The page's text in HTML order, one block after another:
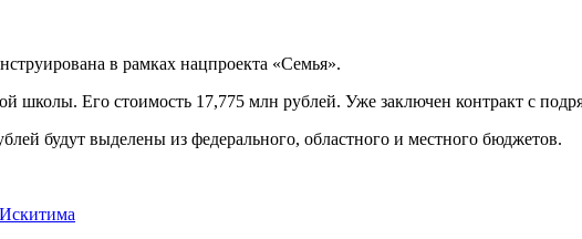
в рамках нацпроекта «Семья».
школы. Его стоимость 17,775 млн рублей. Уже заключен контракт с
будут выделены из федерального, областного и местного бюджетов.